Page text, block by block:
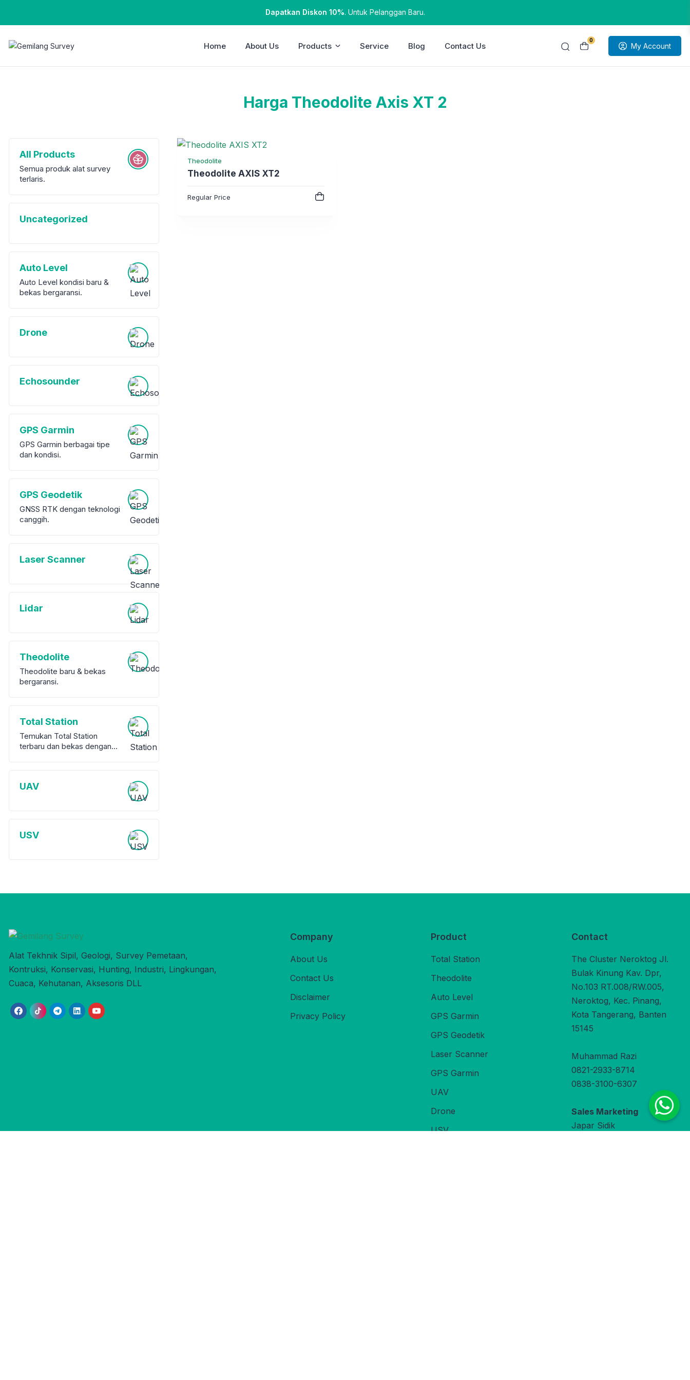
Dapatkan Diskon 10%. Untuk Pelanggan Baru.
0
My Account
Home About Us Products Service Blog Contact Us
Harga Theodolite Axis XT 2
All Products
Semua produk alat survey
terlaris.
Uncategorized
Auto Level
Auto Level kondisi baru &
bekas bergaransi.
Drone
Echosounder
GPS Garmin
GPS Garmin berbagai tipe
dan kondisi.
GPS Geodetik
GNSS RTK dengan teknologi
canggih.
Laser Scanner
Lidar
Theodolite
Theodolite baru & bekas
bergaransi.
Total Station
Temukan Total Station
terbaru dan bekas dengan
peralatan survey berkualitas
UAV
USV
Theodolite
Theodolite AXIS XT2
Regular Price
Alat Tekhnik Sipil, Geologi, Survey Pemetaan,
Kontruksi, Konservasi, Hunting, Industri, Lingkungan,
Cuaca, Kehutanan, Aksesoris DLL
Company
About Us
Contact Us
Disclaimer
Privacy Policy
Product
Total Station
Theodolite
Auto Level
GPS Garmin
GPS Geodetik
Laser Scanner
GPS Garmin
UAV
Drone
USV
Contact
The Cluster Neroktog Jl.
Bulak Kinung Kav. Dpr,
No.103 RT.008/RW.005,
Neroktog, Kec. Pinang,
Kota Tangerang, Banten
15145
Muhammad Razi
0821-2933-8714
0838-3100-6307
Sales Marketing
Japar Sidik